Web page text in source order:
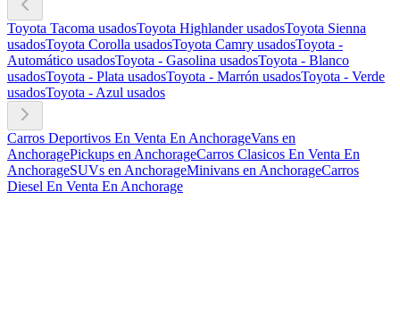
Toyota Tacoma usadosToyota Highlander usadosToyota Sienna
usadosToyota Corolla usadosToyota Camry usadosToyota -
Automático usadosToyota - Gasolina usadosToyota - Blanco
usadosToyota - Plata usadosToyota - Marrón usadosToyota - Verde
usadosToyota - Azul usados
Carros Deportivos En Venta En AnchorageVans en
AnchoragePickups en AnchorageCarros Clasicos En Venta En
AnchorageSUVs en AnchorageMinivans en AnchorageCarros
Diesel En Venta En Anchorage